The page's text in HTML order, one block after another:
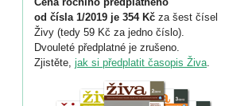
od čísla 1/2019 je 354 Kč za šest čísel
Živy (tedy 59 Kč za jedno číslo).
Dvouleté předplatné je zrušeno.
Zjistěte, jak si předplatit časopis Živa.